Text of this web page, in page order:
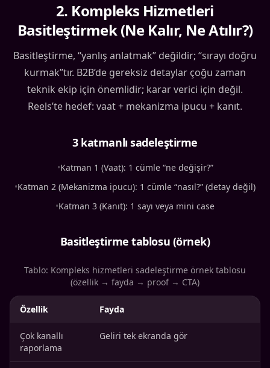
2. Kompleks Hizmetleri
Basitleştirmek (Ne Kalır, Ne Atılır?)
Basitleştirme, “yanlış anlatmak” değildir; “sırayı doğru
kurmak”tır. B2B’de gereksiz detaylar çoğu zaman
teknik ekip için önemlidir; karar verici için değil.
Reels’te hedef: vaat + mekanizma ipucu + kanıt.
3 katmanlı sadeleştirme
•Katman 1 (Vaat): 1 cümle “ne değişir?”
•Katman 2 (Mekanizma ipucu): 1 cümle “nasıl?” (detay değil)
•Katman 3 (Kanıt): 1 sayı veya mini case
Basitleştirme tablosu (örnek)
Tablo: Kompleks hizmetleri sadeleştirme örnek tablosu
(özellik → fayda → proof → CTA)
Özellik Fayda
Çok kanallı
raporlama
Geliri tek ekranda gör